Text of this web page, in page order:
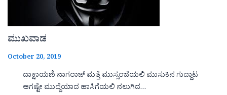
ಮುಖವಾಡ
October 20, 2019
ದಾಕ್ಷಾಯಣಿ ನಾಗರಾಜ್ ಮತ್ತೆ ಮುಸ್ಸಂಜೆಯಲಿ ಮುಸುಕಿನ ಗುದ್ದಾಟ
ಆಗಷ್ಟೇ ಮುದ್ದೆಯಾದ ಹಾಸಿಗೆಯಲಿ ನಲುಗಿದ…